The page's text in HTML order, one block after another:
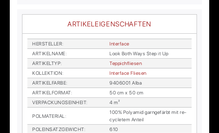
ARTIKELEIGENSCHAFTEN
HER­STEL­LER:
In­ter­face
AR­TI­KEL­NA­ME:
Look Both Ways Step it Up
AR­TI­KEL­TYP:
Tep­pich­flie­sen
KOL­LEK­TI­ON:
In­ter­face Flie­sen
AR­TI­KEL­FAR­BE:
9406001 Alba
AR­TI­KEL­FOR­MAT:
50 cm x 50 cm
VER­PA­CKUNGS­EIN­HEIT: 4 m²
POL­MA­TE­RI­AL :
100% Po­ly­amid garn­ge­färbt mit re­
cy­cle­tem An­teil
POL­EIN­SATZ­GE­WICHT:
610